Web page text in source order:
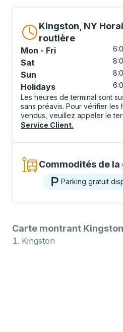
Kingston, NY
routière
Mon - Fri
Sat
Sun
Holidays
Les heures de terminal sont
sans préavis. Pour vérifier les
vendus, veuillez appeler le
Service Client.
Commodités de
Parking gratuit
Carte montrant
Kingston